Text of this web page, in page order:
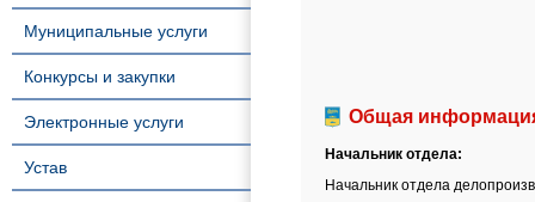
Муниципальные услуги
Конкурсы и закупки
Электронные услуги
Устав
Общая
Начальник отдела:
Начальник отдела